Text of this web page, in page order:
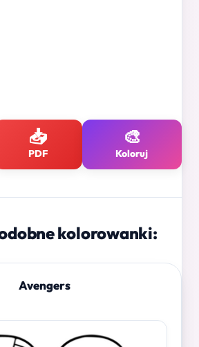
📥
PDF
🎨
Koloruj
kolorowanki:
Avengers